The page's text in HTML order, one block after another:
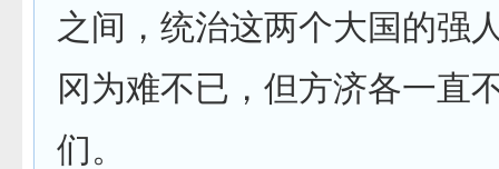
之间，统治这两个大国的强
冈为难不已，但方济各一直
们。